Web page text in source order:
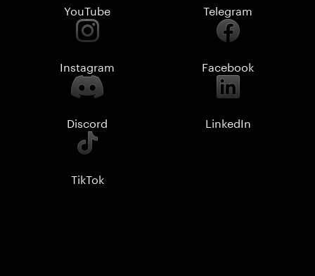
YouTube Telegram
Instagram Facebook
Discord LinkedIn
TikTok